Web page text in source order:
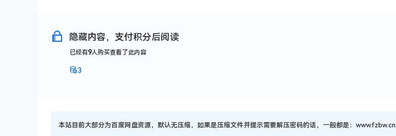
隐藏内容，支付积分后阅读
已经有9人购买查看了此内容
3
本站目前大部分为百度网盘资源，默认无压缩，如果是压缩文件并提示需要解压密码的话，一般都是：www.fzbw.cn